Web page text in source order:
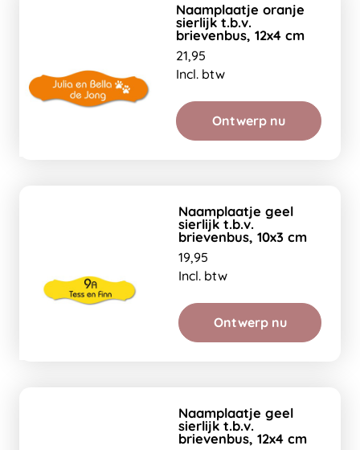
Naamplaatje oranje
sierlijk t.b.v.
brievenbus, 12x4 cm
21,95
Incl. btw
Ontwerp nu
Naamplaatje geel
sierlijk t.b.v.
brievenbus, 10x3 cm
19,95
Incl. btw
Ontwerp nu
Naamplaatje geel
sierlijk t.b.v.
brievenbus, 12x4 cm